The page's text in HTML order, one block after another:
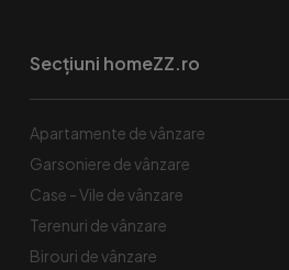
Secțiuni homeZZ.ro
Apartamente de vânzare
Garsoniere de vânzare
Case - Vile de vânzare
Terenuri de vânzare
Birouri de vânzare